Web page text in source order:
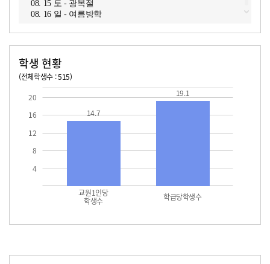
08. 15 토 - 광복절
08. 16 일 - 여름방학
학생 현황
(전체학생수 : 515)
4
8
12
16
20
교원1인당
학생수 학급당학생수
14.7
19.1